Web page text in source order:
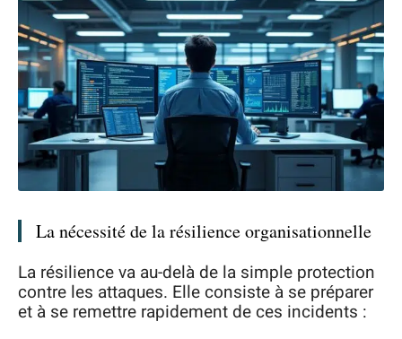
La nécessité de la résilience organisationnelle
La résilience va au-delà de la simple protection
contre les attaques. Elle consiste à se préparer
et à se remettre rapidement de ces incidents :